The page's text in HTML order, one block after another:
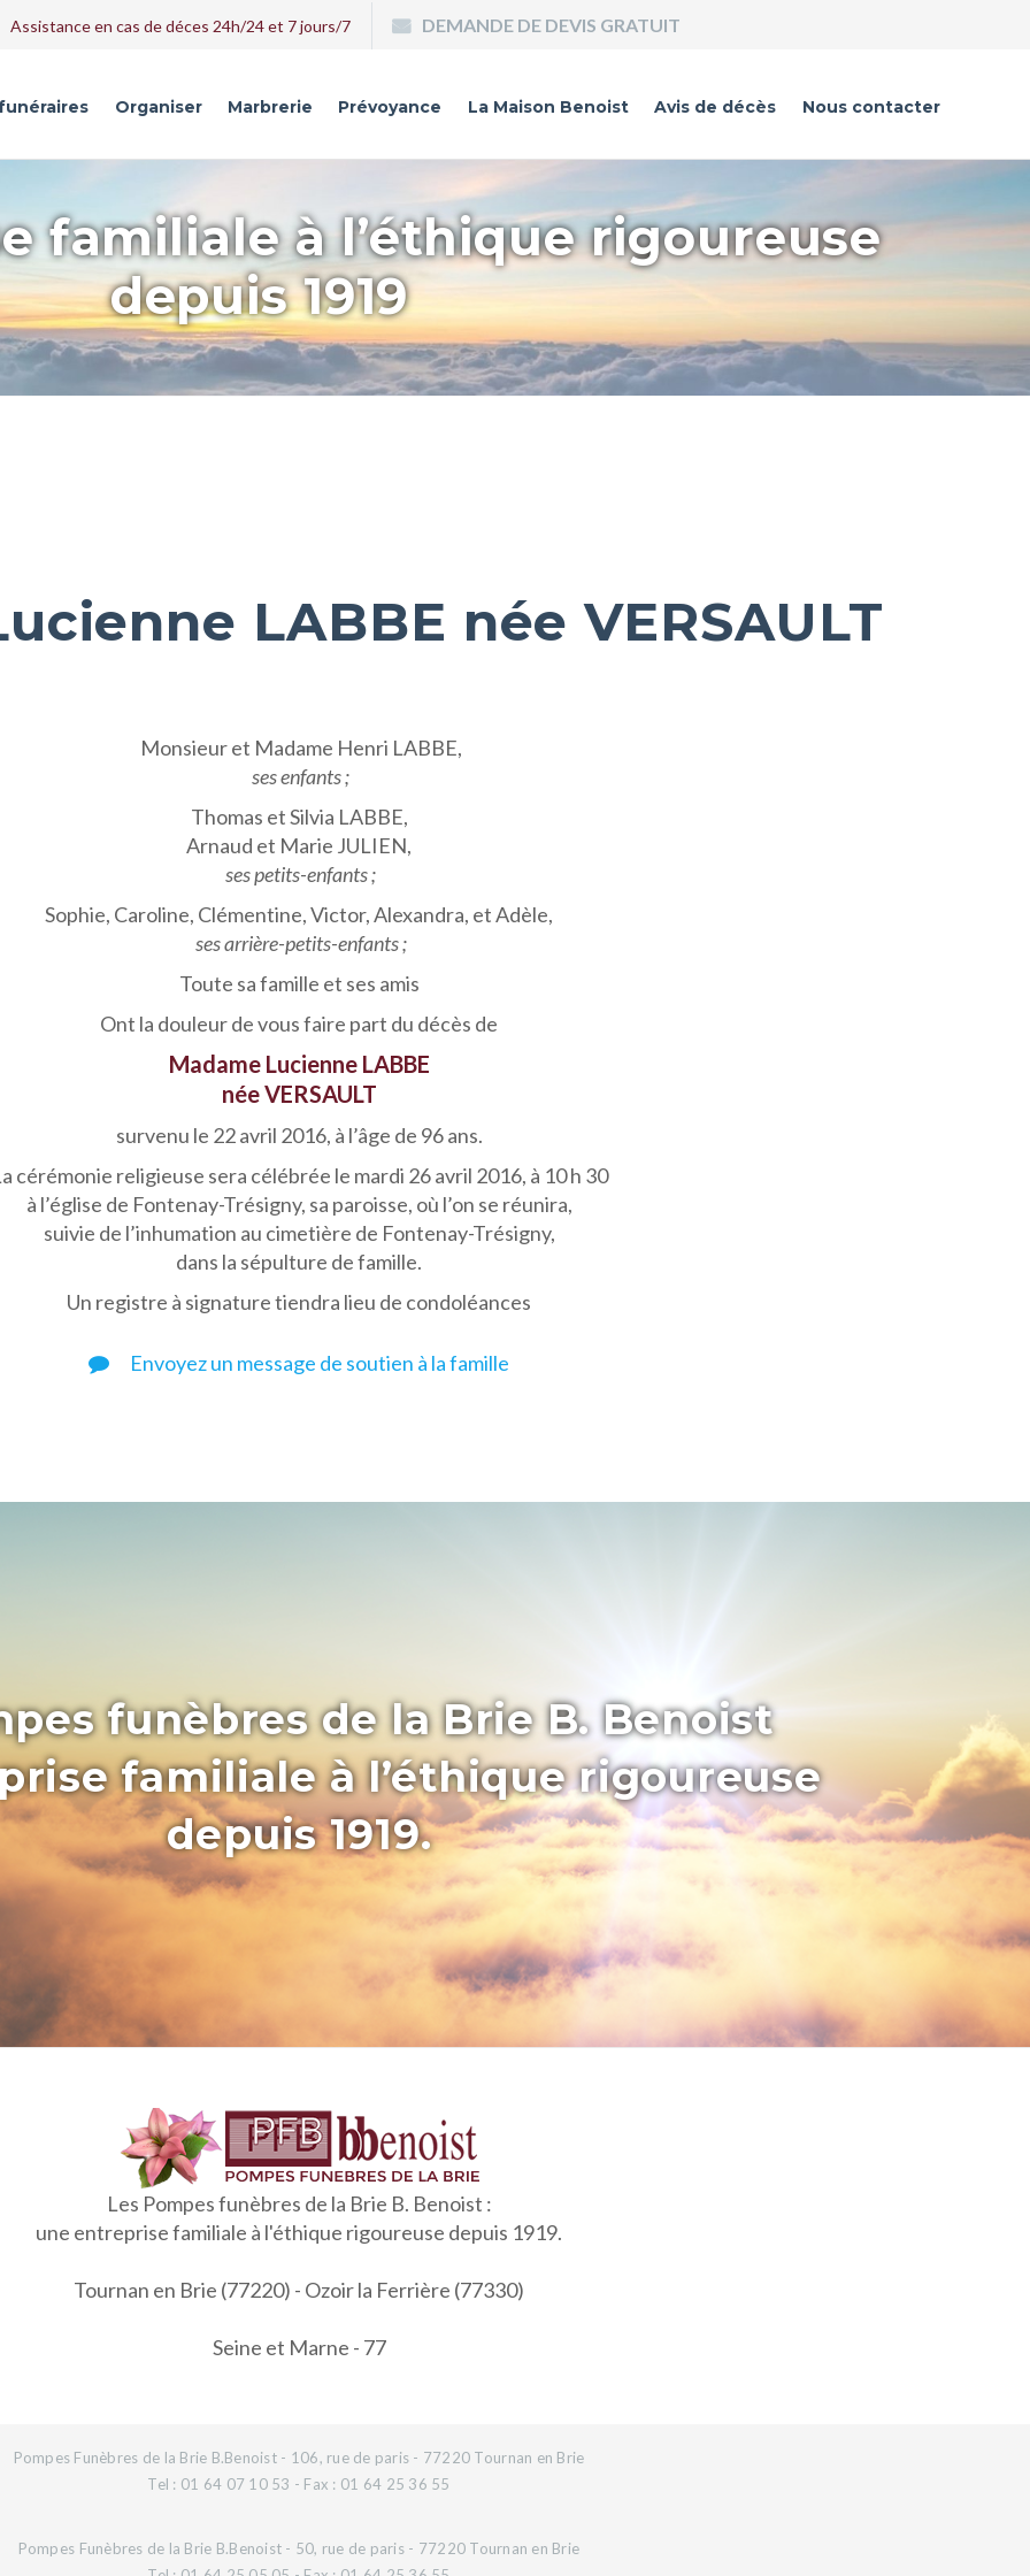
Assistance en cas de déces 24h/24 et 7 jours/7 DEMANDE DE DEVIS GRATUIT
Organiser Marbrerie Prévoyance La Maison Benoist Avis de décès Nous contacter
familiale à l’éthique rigoureuse
depuis 1919
LABBE née VERSAULT
Monsieur et Madame Henri LABBE,
ses enfants ;
Thomas et Silvia LABBE,
Arnaud et Marie JULIEN,
ses petits-enfants ;
Sophie, Caroline, Clémentine, Victor, Alexandra, et Adèle,
ses arrière-petits-enfants ;
Toute sa famille et ses amis
Ont la douleur de vous faire part du décès de
Madame Lucienne LABBE
née VERSAULT
survenu le 22 avril 2016, à l’âge de 96 ans.
cérémonie religieuse sera célébrée le mardi 26 avril 2016, à 10 h 30
à l’église de Fontenay-Trésigny, sa paroisse, où l’on se réunira,
suivie de l’inhumation au cimetière de Fontenay-Trésigny,
dans la sépulture de famille.
Un registre à signature tiendra lieu de condoléances
Envoyez un message de soutien à la famille
funèbres de la Brie B. Benoist
familiale à l’éthique rigoureuse
depuis 1919.
Les Pompes funèbres de la Brie B. Benoist :
une entreprise familiale à l'éthique rigoureuse depuis 1919.
Tournan en Brie (77220) - Ozoir la Ferrière (77330)
Seine et Marne - 77
Pompes Funèbres de la Brie B.Benoist - 106, rue de paris - 77220 Tournan en Brie
Tel : 01 64 07 10 53 - Fax : 01 64 25 36 55
Pompes Funèbres de la Brie B.Benoist - 50, rue de paris - 77220 Tournan en Brie